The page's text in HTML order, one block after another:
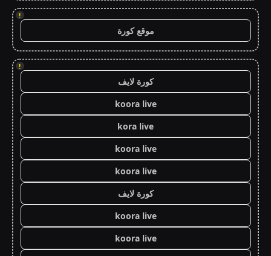
!
موقع كورة
!
كورة لايف
koora live
kora live
koora live
koora live
كورة لايف
koora live
koora live